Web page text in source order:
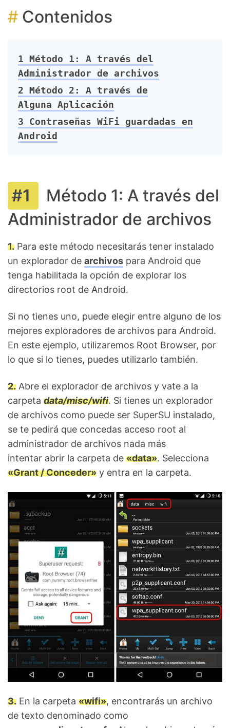
Contenidos
1 Método 1: A través del
Administrador de archivos
2 Método 2: A través de
Alguna Aplicación
3 Contraseñas WiFi guardadas en
Android
Método 1: A través del
Administrador de archivos
1. Para este método necesitarás tener instalado
un explorador de archivos para Android que
tenga habilitada la opción de explorar los
directorios root de Android.
Si no tienes uno, puede elegir entre alguno de los
mejores exploradores de archivos para Android.
En este ejemplo, utilizaremos Root Browser, por
lo que si lo tienes, puedes utilizarlo también.
2. Abre el explorador de archivos y vate a la
carpeta data/misc/wifi. Si tienes un explorador
de archivos como puede ser SuperSU instalado,
se te pedirá que concedas acceso root al
administrador de archivos nada más
intentar abrir la carpeta de «data». Selecciona
«Grant / Conceder» y entra en la carpeta.
3. En la carpeta «wifi», encontrarás un archivo
de texto denominado como